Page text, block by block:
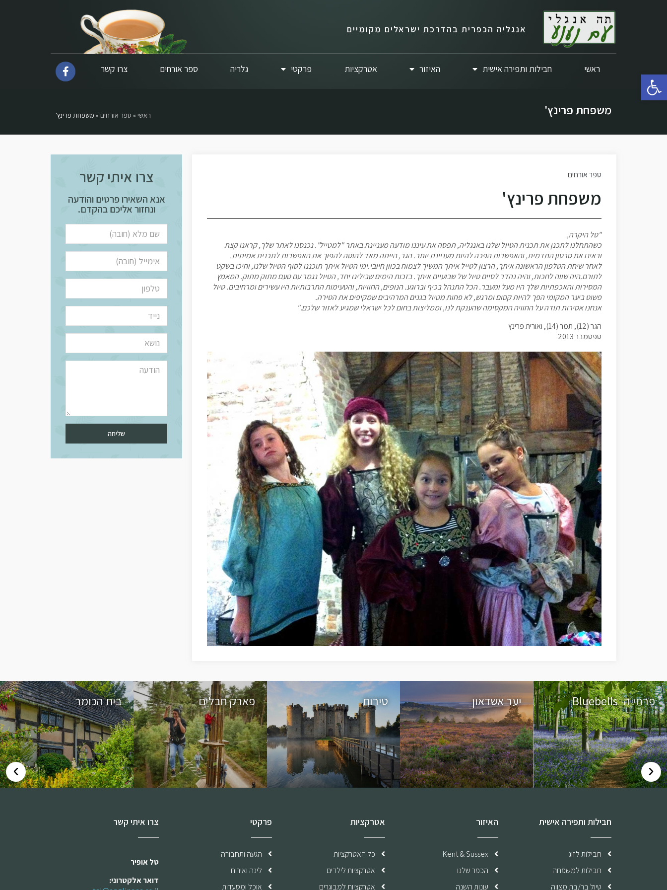
פתח סרגל נגישות
אנגליה הכפרית בהדרכת ישראלים מקומיים
ראשי חבילות ותפירה אישית האיזור אטרקציות פרקטי גלריה ספר אורחים צרו קשר
משפחת פרינץ' ראשי » ספר אורחים » משפחת פרינץ'
ספר אורחים
משפחת פרינץ'
"טל היקרה,
כשהתחלנו לתכנן את תכנית הטיול שלנו באנגליה, תפסה את עיננו מודעה מעניינת באתר "למטייל". נכנסנו לאתר שלך, קראנו קצת
וראינו את סרטון התדמית, והאפשרות הפכה להיות מעניינת יותר. הגר, הייתה מאד להוטה להפוך את האפשרות לתכנית אמיתית.
לאחר שיחת הטלפון הראשונה איתך, הרצון לטייל איתך המשיך לצמוח בכוון חיובי.ימי הטיול איתך תוכננו לסוף הטיול שלנו, וחיכו בשקט
לתורם.היה שווה לחכות, והיה נהדר לסיים טיול של שבועיים איתך. בזכות הימים שבילינו יחד, הטיול נגמר עם טעם מתוק מתוק. המאמץ
המסירות והאכפתיות שלך היו מעל ומעבר. הכל התנהל בכיף וברוגע. הנופים, החוויות, והטעימות התרבותיות היו עשירים ומרחיבים. טיול
פשוט ביער המקומי הפך להיות קסום ומרגש, לא פחות מטיול בגנים המרהיבים שמקיפים את הטירה.
אנחנו אסירות תודה על החוויה המקסימה שהענקת לנו, וממליצות בחום לכל ישראלי שמגיע לאזור שלכם."
הגר (12), תמר (14), ואורית פרינץ
ספטמבר 2013
צרו איתי קשר
אנא השאירו פרטים והודעה
ונחזור אליכם בהקדם.
שליחה
פרחי ה- Bluebells יער אשדאון טירות פארק חבלים בית הכומר
חבילות ותפירה אישית
חבילות לזוג
חבילות למשפחה
טיול בר/בת מצווה
האיזור
Kent & Sussex
הכפר שלנו
עונות השנה
אטרקציות
כל האטרקציות
אטרקציות לילדים
אטרקציות למבוגרים
פרקטי
הגעה ותחבורה
לינה ואירוח
אוכל ומסעדות
צרו איתי קשר
טל אופיר
דואר אלקטרוני: